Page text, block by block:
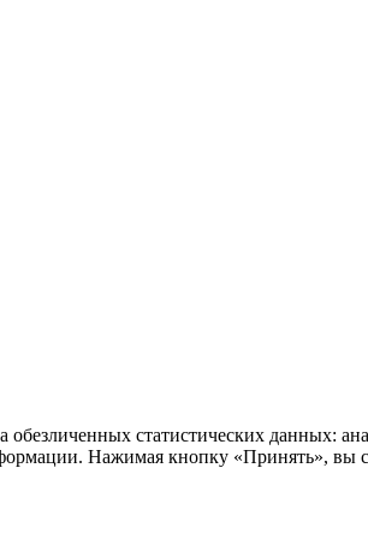
статистических данных:
Нажимая кнопку «Принять», вы